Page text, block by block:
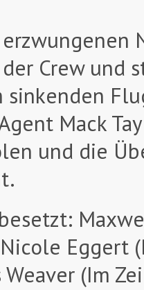
Crew und
sinkenden
Mack
und die
Eggert
(Im